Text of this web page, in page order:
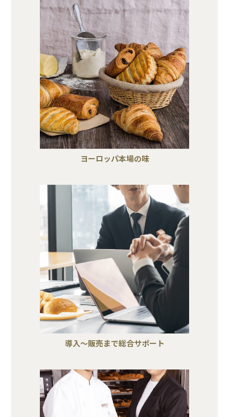
ヨーロッパ本場の味
導入～販売まで総合サポート